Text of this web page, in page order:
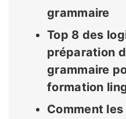
grammaire
Top 8 des
préparation
grammaire
formation
Comment